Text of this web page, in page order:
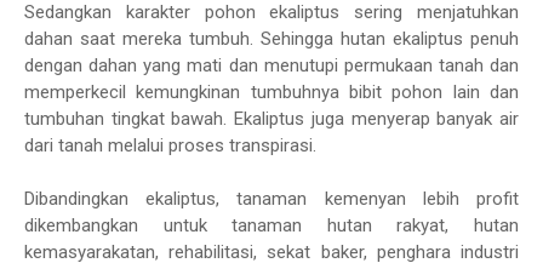
Sedangkan karakter pohon ekaliptus sering menjatuhkan
dahan saat mereka tumbuh. Sehingga hutan ekaliptus penuh
dengan dahan yang mati dan menutupi permukaan tanah dan
memperkecil kemungkinan tumbuhnya bibit pohon lain dan
tumbuhan tingkat bawah. Ekaliptus juga menyerap banyak air
dari tanah melalui proses transpirasi.
Dibandingkan ekaliptus, tanaman kemenyan lebih profit
dikembangkan untuk tanaman hutan rakyat, hutan
kemasyarakatan, rehabilitasi, sekat baker, penghara industri